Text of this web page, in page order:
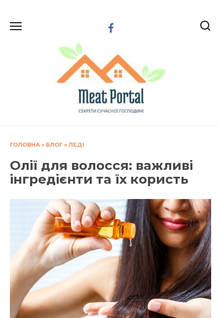
вмісту
ГОЛОВНА » БЛОГ » ЛЕДІ
Олії для волосся: важливі
інгредієнти та їх користь